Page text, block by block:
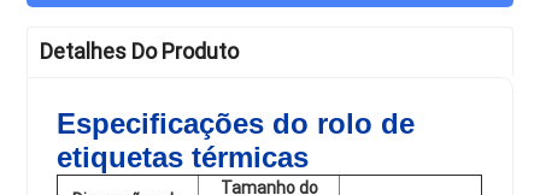
Detalhes Do Produto
Especificações do rolo de
etiquetas térmicas
Tamanho do